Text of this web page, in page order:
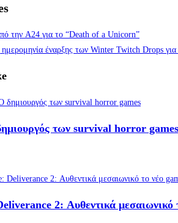
την A24 για το “Death of a Unicorn”
έναρξης των Winter Twitch Drops
των survival horror games
2: Αυθεντικά